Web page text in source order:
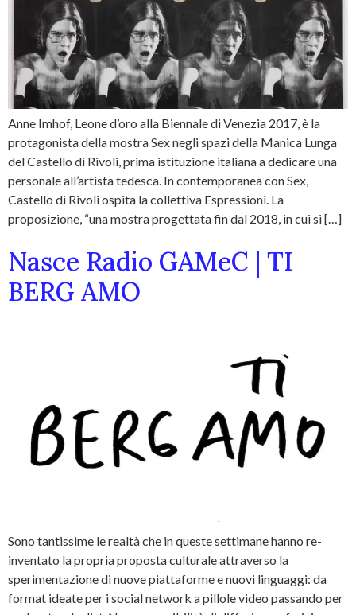
Anne Imhof, Leone d’oro alla Biennale di Venezia 2017, è la
protagonista della mostra Sex negli spazi della Manica Lunga
del Castello di Rivoli, prima istituzione italiana a dedicare una
personale all’artista tedesca. In contemporanea con Sex,
Castello di Rivoli ospita la collettiva Espressioni. La
proposizione, “una mostra progettata fin dal 2018, in cui si […]
Nasce Radio GAMeC | TI
BERG AMO
Sono tantissime le realtà che in queste settimane hanno re-
inventato la propria proposta culturale attraverso la
sperimentazione di nuove piattaforme e nuovi linguaggi: da
format ideate per i social network a pillole video passando per